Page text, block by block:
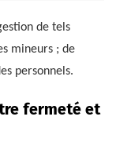
de tels
mineurs ; de
personnels.
fermeté et